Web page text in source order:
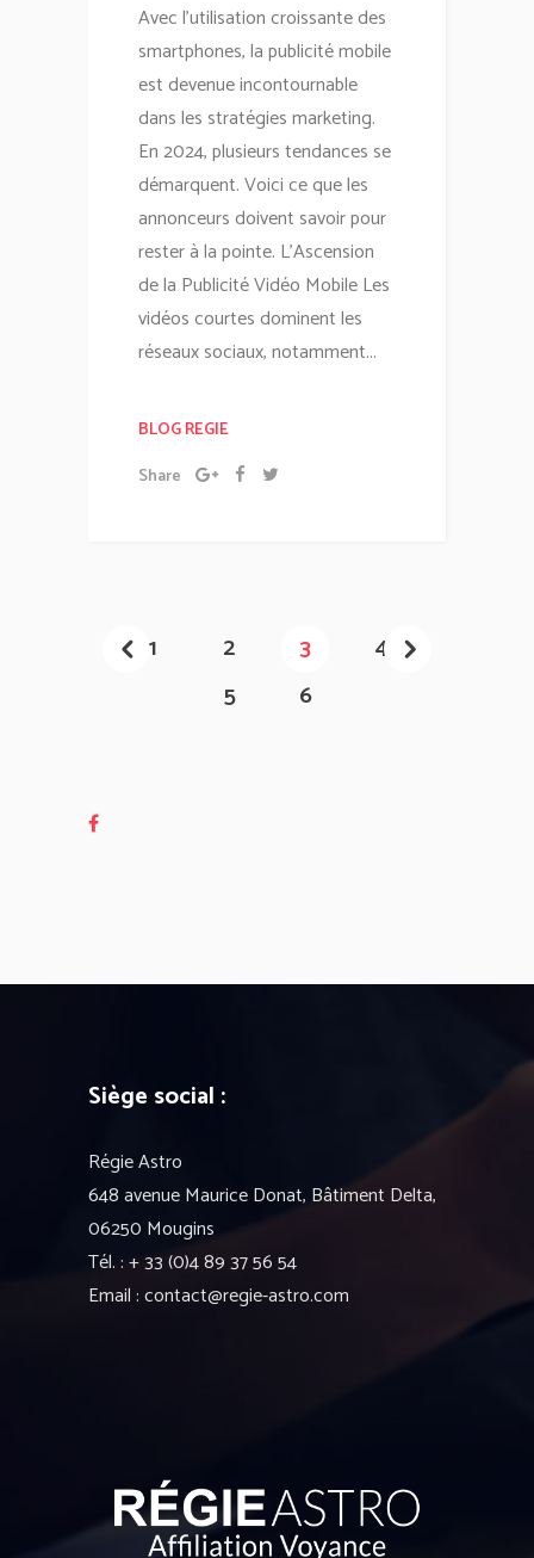
Avec l'utilisation croissante des
smartphones, la publicité mobile
est devenue incontournable
dans les stratégies marketing.
En 2024, plusieurs tendances se
démarquent. Voici ce que les
annonceurs doivent savoir pour
rester à la pointe. L'Ascension
de la Publicité Vidéo Mobile Les
vidéos courtes dominent les
réseaux sociaux, notamment...
BLOG REGIE
Share
1 2 3
4
5
6
Siège social :
Régie Astro
648 avenue Maurice Donat, Bâtiment Delta,
06250 Mougins
Tél. : + 33 (0)4 89 37 56 54
Email : contact@regie-astro.com